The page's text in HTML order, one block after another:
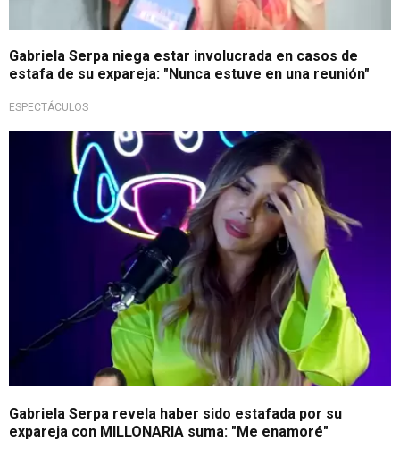
Gabriela Serpa niega estar involucrada en casos de
estafa de su expareja: "Nunca estuve en una reunión"
ESPECTÁCULOS
¡Estafada!
Gabriela Serpa revela haber sido estafada por su
expareja con MILLONARIA suma: "Me enamoré"